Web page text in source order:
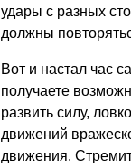
удары с разных
должны
Вот и настал час
получаете
развить силу,
движений
движения.